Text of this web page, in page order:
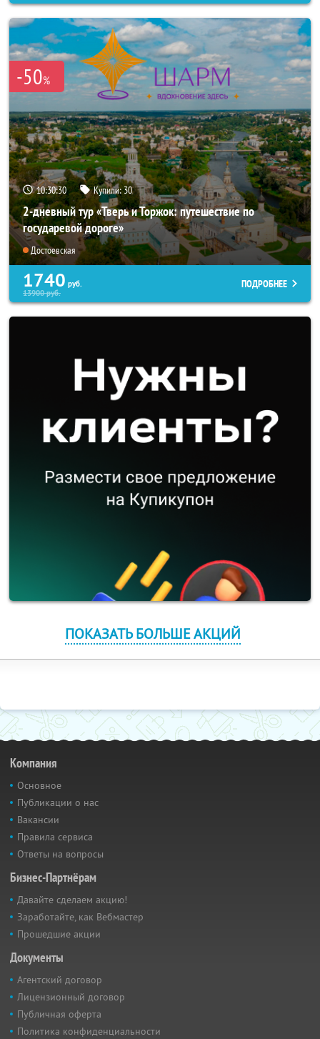
-50%
10:30:29 Купили:30
2-дневный тур «Тверь и Торжок: путешествие по
государевой дороге»
Достоевская
1740 руб.
13900руб.
ПОДРОБНЕЕ
ПОКАЗАТЬ БОЛЬШЕ АКЦИЙ
Компания
Основное
Публикации о нас
Вакансии
Правила сервиса
Ответы на вопросы
Бизнес-Партнёрам
Давайте сделаем акцию!
Заработайте, как Вебмастер
Прошедшие акции
Документы
Агентский договор
Лицензионный договор
Публичная оферта
Политика конфиденциальности